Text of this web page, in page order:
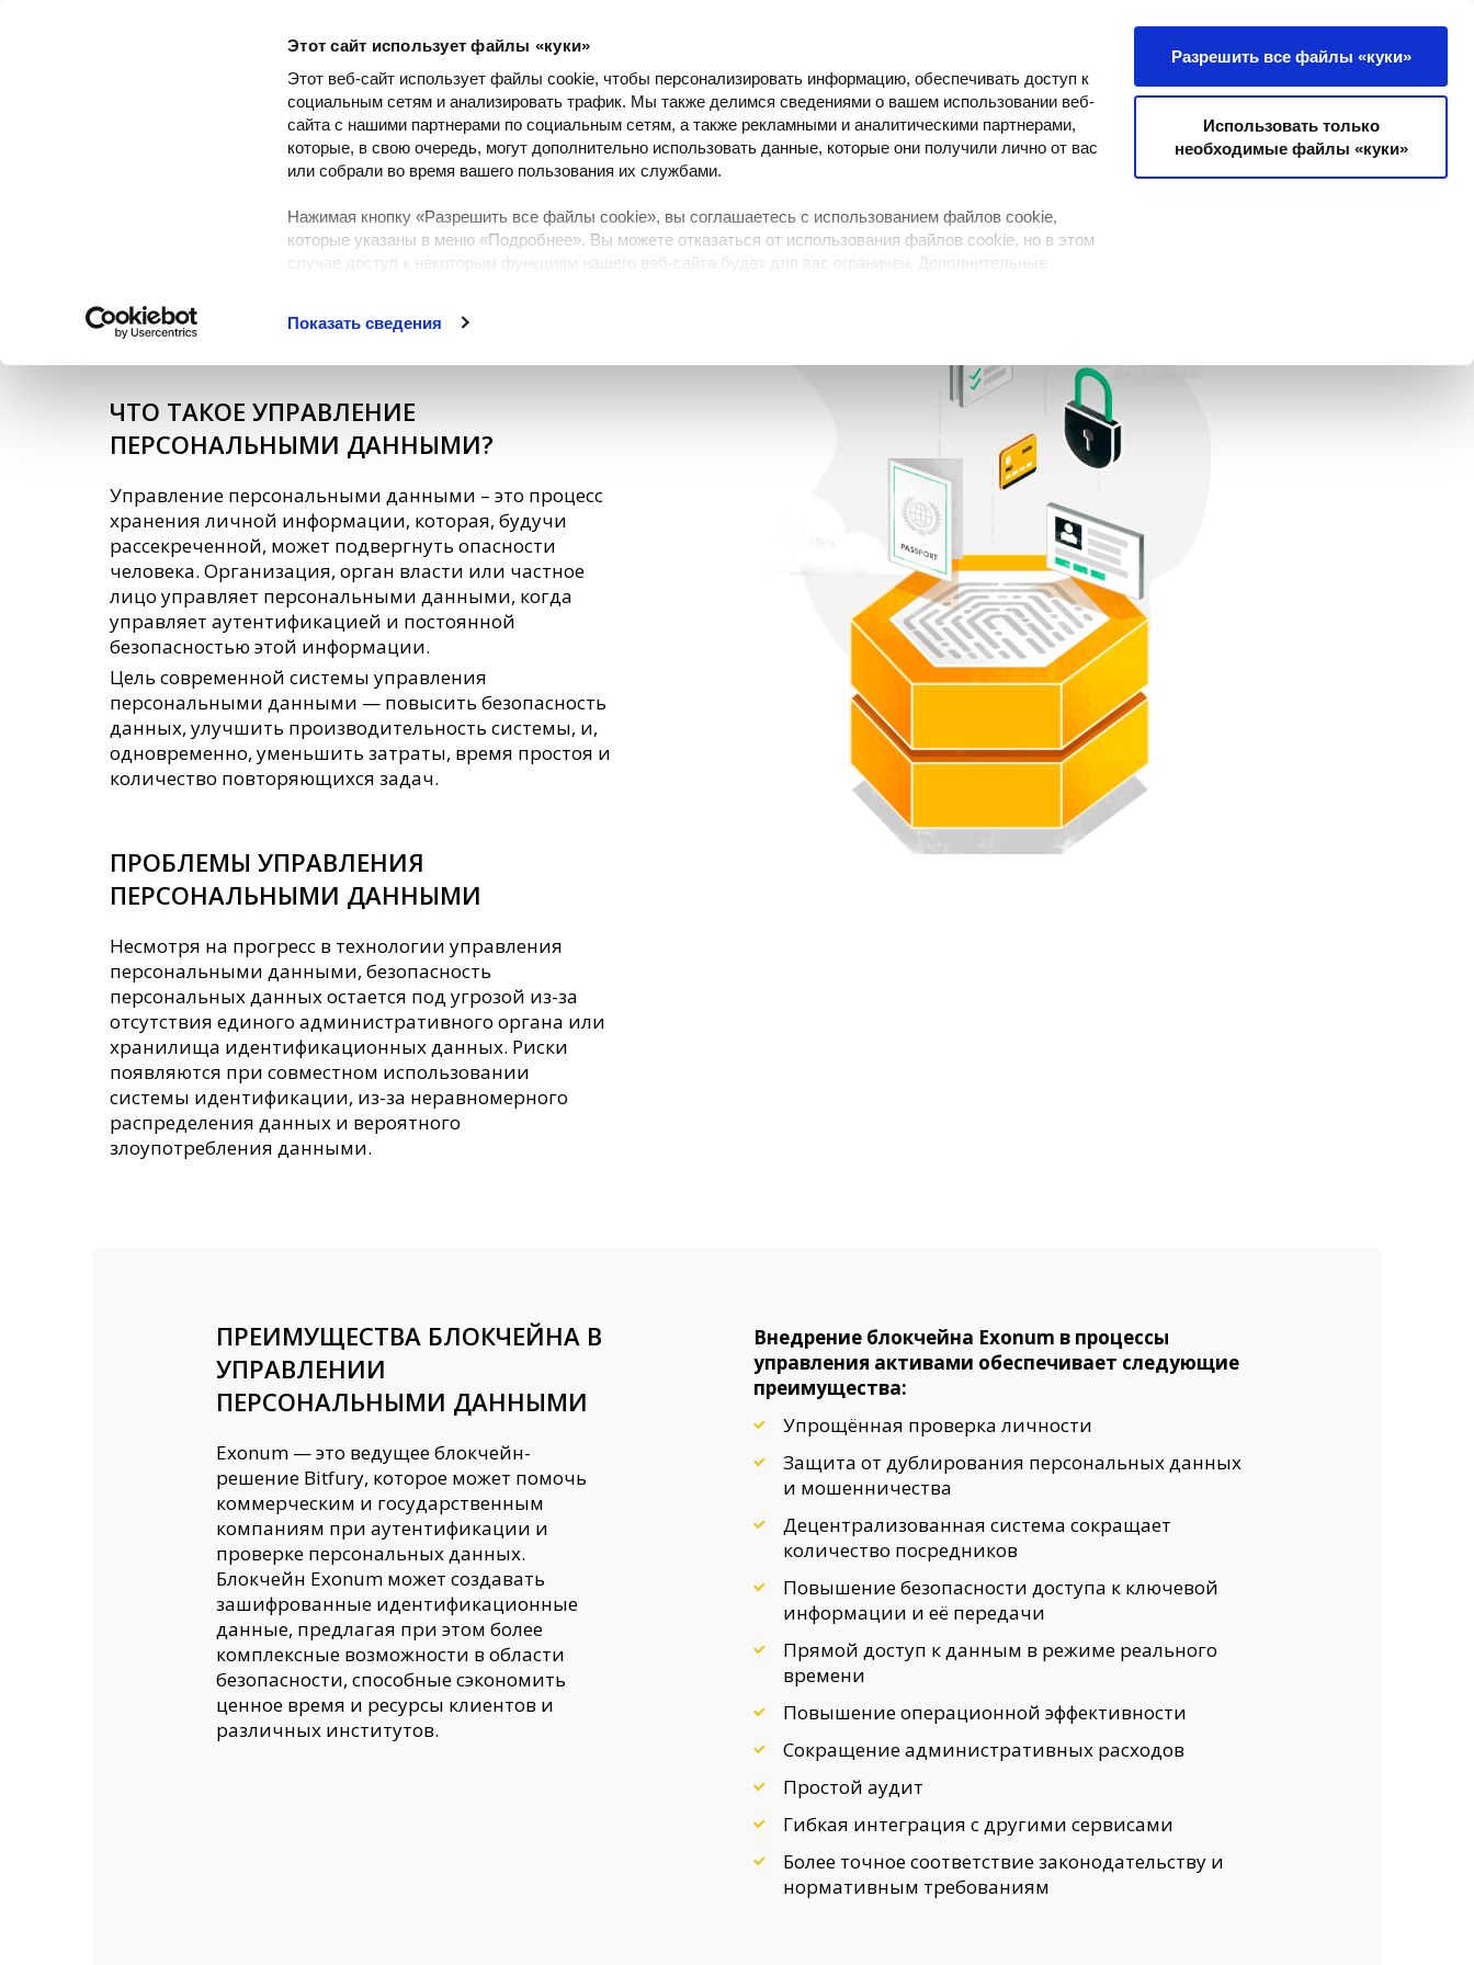
Этот сайт использует файлы «куки»
Этот веб-сайт использует файлы cookie, чтобы персонализировать информацию, обеспечивать доступ к
социальным сетям и анализировать трафик. Мы также делимся сведениями о вашем использовании веб-
сайта с нашими партнерами по социальным сетям, а также рекламными и аналитическими партнерами,
которые, в свою очередь, могут дополнительно использовать данные, которые они получили лично от вас
или собрали во время вашего пользования их службами.
Нажимая кнопку «Разрешить все файлы cookie», вы соглашаетесь с использованием файлов cookie,
которые указаны в меню «Подробнее». Вы можете отказаться от использования файлов cookie, но в этом
случае доступ к некоторым функциям нашего веб-сайта будет для вас ограничен. Дополнительные
Показать сведения
Разрешить все файлы «куки»
Использовать только
необходимые файлы «куки»
Клиентам Разработчикам
EN
Написать нам
УПРАВЛЕНИЕ ПЕРСОНАЛЬНЫМИ ДАННЫМИ
ЧТО ТАКОЕ УПРАВЛЕНИЕ
ПЕРСОНАЛЬНЫМИ ДАННЫМИ?
Управление персональными данными – это процесс
хранения личной информации, которая, будучи
рассекреченной, может подвергнуть опасности
человека. Организация, орган власти или частное
лицо управляет персональными данными, когда
управляет аутентификацией и постоянной
безопасностью этой информации.
Цель современной системы управления
персональными данными — повысить безопасность
данных, улучшить производительность системы, и,
одновременно, уменьшить затраты, время простоя и
количество повторяющихся задач.
ПРОБЛЕМЫ УПРАВЛЕНИЯ
ПЕРСОНАЛЬНЫМИ ДАННЫМИ
Несмотря на прогресс в технологии управления
персональными данными, безопасность
персональных данных остается под угрозой из-за
отсутствия единого административного органа или
хранилища идентификационных данных. Риски
появляются при совместном использовании
системы идентификации, из-за неравномерного
распределения данных и вероятного
злоупотребления данными.
ПРЕИМУЩЕСТВА БЛОКЧЕЙНА В
УПРАВЛЕНИИ
ПЕРСОНАЛЬНЫМИ ДАННЫМИ
Exonum — это ведущее блокчейн-
решение Bitfury, которое может помочь
коммерческим и государственным
компаниям при аутентификации и
проверке персональных данных.
Блокчейн Exonum может создавать
зашифрованные идентификационные
данные, предлагая при этом более
комплексные возможности в области
безопасности, способные сэкономить
ценное время и ресурсы клиентов и
различных институтов.
Внедрение блокчейна Exonum в процессы
управления активами обеспечивает следующие
преимущества:
Упрощённая проверка личности
Защита от дублирования персональных данных
и мошенничества
Децентрализованная система сокращает
количество посредников
Повышение безопасности доступа к ключевой
информации и её передачи
Прямой доступ к данным в режиме реального
времени
Повышение операционной эффективности
Сокращение административных расходов
Простой аудит
Гибкая интеграция с другими сервисами
Более точное соответствие законодательству и
нормативным требованиям